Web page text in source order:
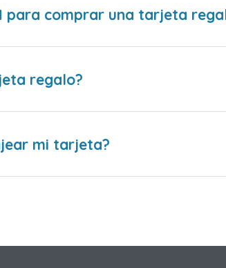
para comprar una tarjeta
regalo?
mi tarjeta?